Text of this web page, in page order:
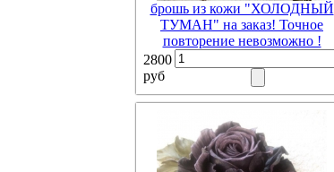
брошь из кожи "ХОЛОДНЫЙ
ТУМАН" на заказ! Точное
повторение невозможно !
2800
руб